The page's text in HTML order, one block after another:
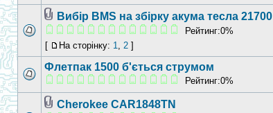
Вибір BMS на збірку акума тесла 21700
Рейтинг:0%
[
На сторінку: 1, 2 ]
Флетпак 1500 б'ється струмом
Рейтинг:0%
Cherokee CAR1848TN